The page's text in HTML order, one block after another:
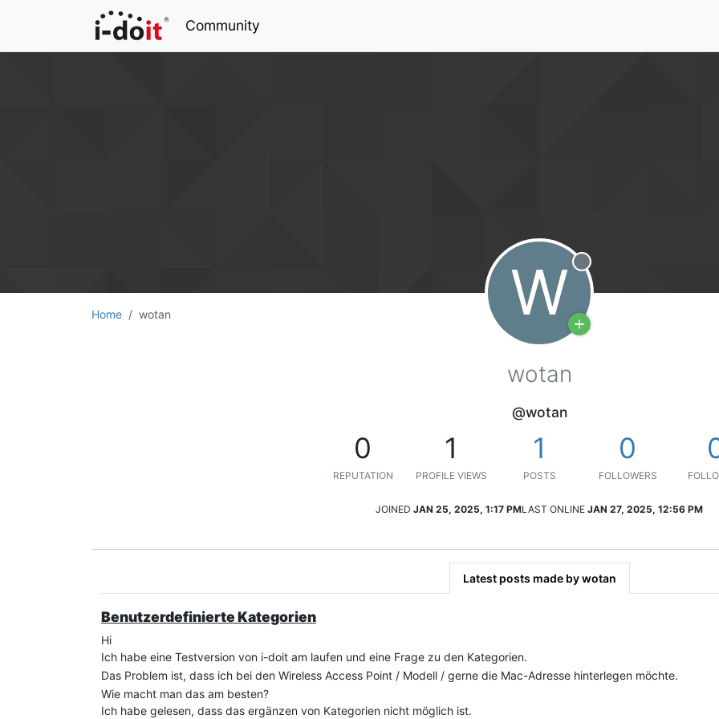
Community
Home wotan W Offline
wotan
@wotan
0
REPUTATION
1
PROFILE VIEWS
1
POSTS
0
FOLLOWERS
JOINED JAN 25, 2025, 1:17 PMLAST ONLINE JAN 27, 2025, 12:56 PM
Latest posts made by wotan
Benutzerdefinierte Kategorien
Hi
Ich habe eine Testversion von i-doit am laufen und eine Frage zu den Kategorien.
Das Problem ist, dass ich bei den Wireless Access Point / Modell / gerne die Mac-Adresse hinterlegen möchte.
Wie macht man das am besten?
Ich habe gelesen, dass das ergänzen von Kategorien nicht möglich ist.